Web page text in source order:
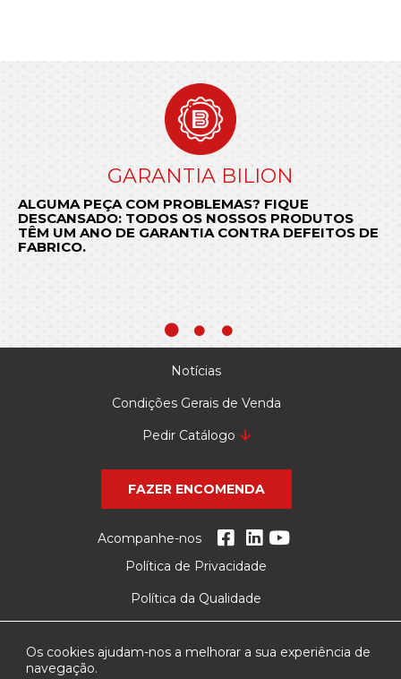
GARANTIA BILION
ALGUMA PEÇA COM PROBLEMAS? FIQUE
DESCANSADO: TODOS OS NOSSOS PRODUTOS
TÊM UM ANO DE GARANTIA CONTRA DEFEITOS DE
FABRICO.
FAÇA JÁ A SUA ENCOMENDA
Envie-nos o seu pedido para
encomendas@bilion.ptou ligue para o+ 351 22 97
74 490e surpreenda-se com a rapidez de
resposta da BILION.
CONDIÇÕES GERAIS DE VENDA
CONHEÇA AS CONDIÇÕES QUE REGULAM A NOSSA
RELAÇÃO COM A SUA EMPRESA.
SABER MAIS
Notícias
Condições Gerais de Venda
Pedir Catálogo
FAZER ENCOMENDA
Acompanhe-nos
Política de Privacidade
Política da Qualidade
Os cookies ajudam-nos a melhorar a sua experiência de
navegação.